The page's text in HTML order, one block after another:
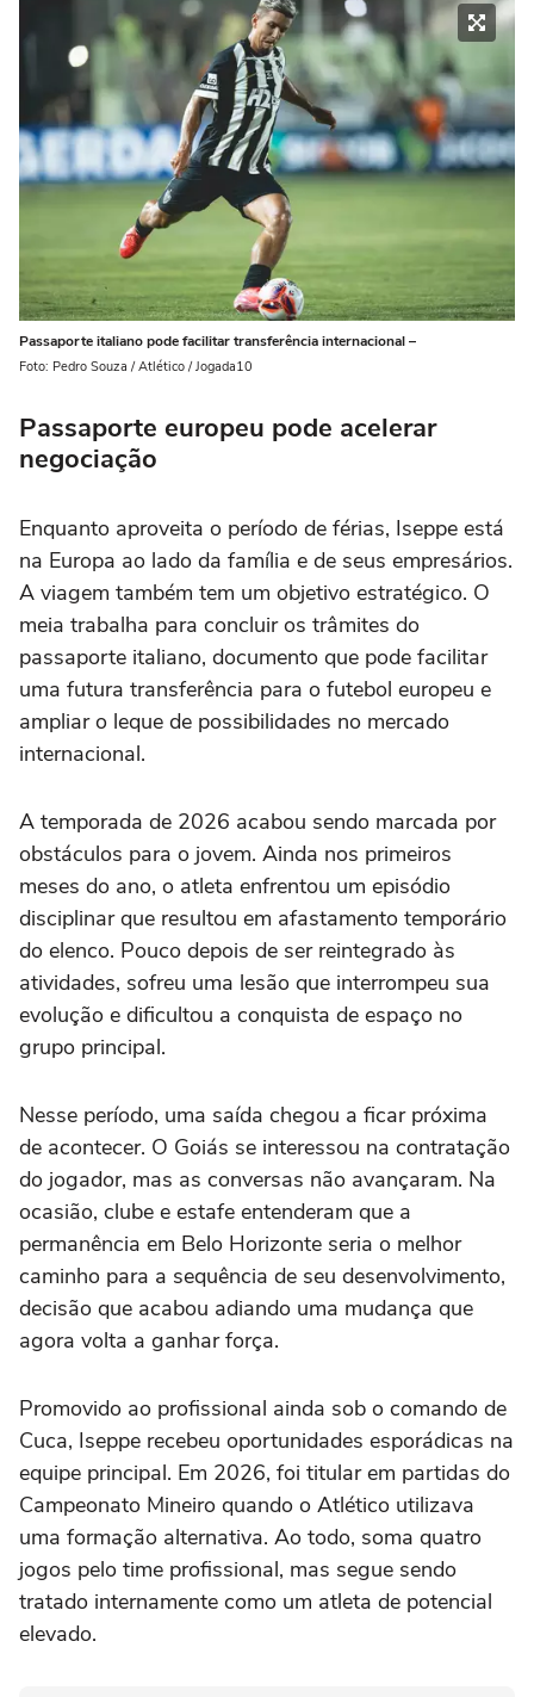
Passaporte italiano pode facilitar transferência internacional –
Foto: Pedro Souza / Atlético / Jogada10
Passaporte europeu pode acelerar
negociação
Enquanto aproveita o período de férias, Iseppe está
na Europa ao lado da família e de seus empresários.
A viagem também tem um objetivo estratégico. O
meia trabalha para concluir os trâmites do
passaporte italiano, documento que pode facilitar
uma futura transferência para o futebol europeu e
ampliar o leque de possibilidades no mercado
internacional.
A temporada de 2026 acabou sendo marcada por
obstáculos para o jovem. Ainda nos primeiros
meses do ano, o atleta enfrentou um episódio
disciplinar que resultou em afastamento temporário
do elenco. Pouco depois de ser reintegrado às
atividades, sofreu uma lesão que interrompeu sua
evolução e dificultou a conquista de espaço no
grupo principal.
Nesse período, uma saída chegou a ficar próxima
de acontecer. O Goiás se interessou na contratação
do jogador, mas as conversas não avançaram. Na
ocasião, clube e estafe entenderam que a
permanência em Belo Horizonte seria o melhor
caminho para a sequência de seu desenvolvimento,
decisão que acabou adiando uma mudança que
agora volta a ganhar força.
Promovido ao profissional ainda sob o comando de
Cuca, Iseppe recebeu oportunidades esporádicas na
equipe principal. Em 2026, foi titular em partidas do
Campeonato Mineiro quando o Atlético utilizava
uma formação alternativa. Ao todo, soma quatro
jogos pelo time profissional, mas segue sendo
tratado internamente como um atleta de potencial
elevado.